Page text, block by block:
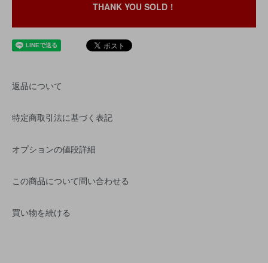
THANK YOU SOLD！
返品について
特定商取引法に基づく表記
オプションの値段詳細
この商品について問い合わせる
買い物を続ける